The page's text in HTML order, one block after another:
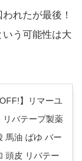
れたが最後！
う可能性は大
】リマーユ
リバテープ製薬
馬油 ばゆ バー
頭皮 リバテー